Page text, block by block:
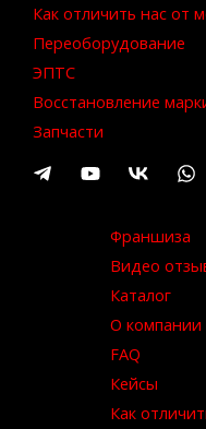
Как отличить нас от
Переоборудование
ЭПТС
Восстановление
Запчасти
Франшиза
Видео
Каталог
О компании
FAQ
Кейсы
Как